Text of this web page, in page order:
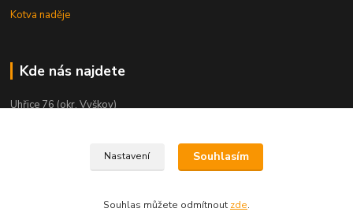
Kotva naděje
Kde nás najdete
Uhřice 76 (okr. Vyškov)
Nastavení Souhlasím
Souhlas můžete odmítnout zde.